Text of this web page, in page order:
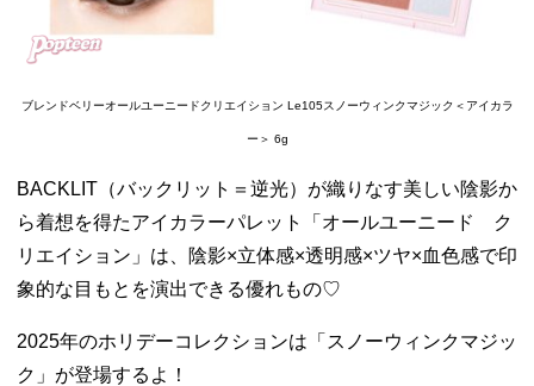
ブレンドベリーオールユーニードクリエイション Le105スノーウィンクマジック＜アイカラ
ー＞ 6g
BACKLIT（バックリット＝逆光）が織りなす美しい陰影か
ら着想を得たアイカラーパレット
「オールユーニード ク
リエイション」は、陰影×立体感×透明感×ツヤ×血色感で印
象的な目もとを演出できる優れもの♡
2025年のホリデーコレクションは「スノーウィンクマジッ
ク」が登場するよ！